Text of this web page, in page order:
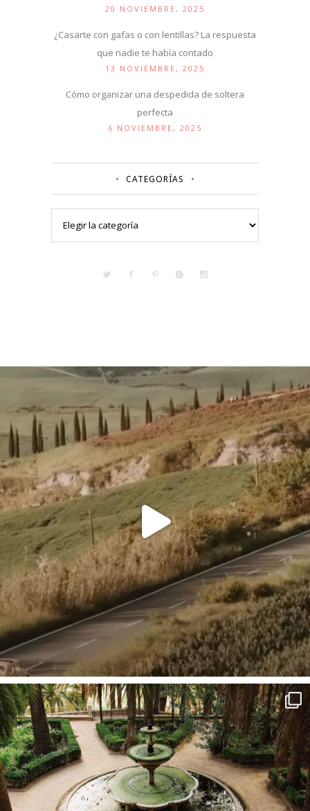
20 NOVIEMBRE, 2025
¿Casarte con gafas o con lentillas? La respuesta
que nadie te había contado
13 NOVIEMBRE, 2025
Cómo organizar una despedida de soltera
perfecta
6 NOVIEMBRE, 2025
CATEGORÍAS